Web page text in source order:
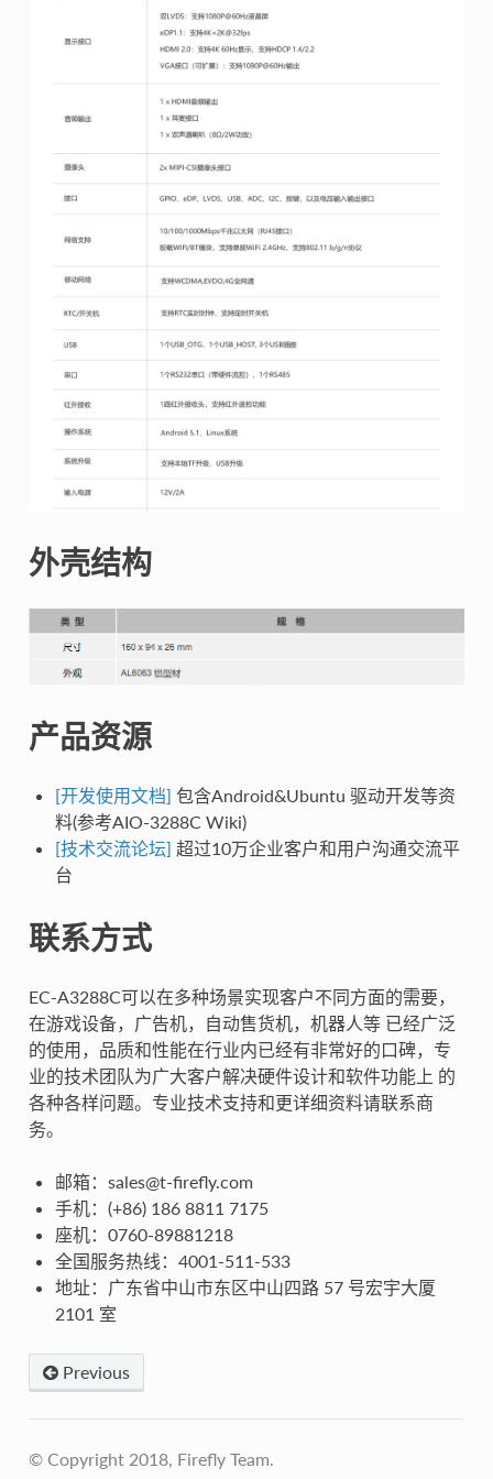
外壳结构
产品资源
[开发使用文档] 包含Android&Ubuntu 驱动开发等资
料(参考AIO-3288C Wiki)
[技术交流论坛] 超过10万企业客户和用户沟通交流平
台
联系方式
EC-A3288C可以在多种场景实现客户不同方面的需要，
在游戏设备，广告机，自动售货机，机器人等 已经广泛
的使用，品质和性能在行业内已经有非常好的口碑，专
业的技术团队为广大客户解决硬件设计和软件功能上 的
各种各样问题。专业技术支持和更详细资料请联系商
务。
邮箱：sales@t-firefly.com
手机：(+86) 186 8811 7175
座机：0760-89881218
全国服务热线：4001-511-533
地址：广东省中山市东区中山四路 57 号宏宇大厦
2101 室
Previous
© Copyright 2018, Firefly Team.